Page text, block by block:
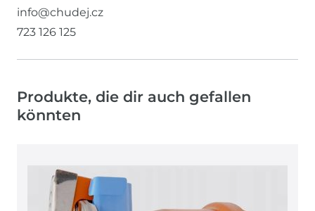
info@chudej.cz
723 126 125
Produkte, die dir auch gefallen
könnten